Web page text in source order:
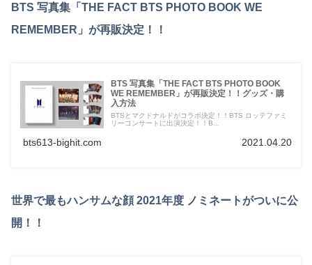
BTS 写真集「THE FACT BTS PHOTO BOOK WE
REMEMBER」が再販決定！！
BTS 写真集「THE FACT BTS PHOTO BOOK
WE REMEMBER」が再販決定！！グッズ・購
入方法
BTSとマクドナルドがコラボ決定！！BTS ロッテファミ
リーコンサートに出演決定！！B...
bts613-bighit.com 2021.04.20
世界で最もハンサムな顔 2021年度 ノミネートがついに公
開！！